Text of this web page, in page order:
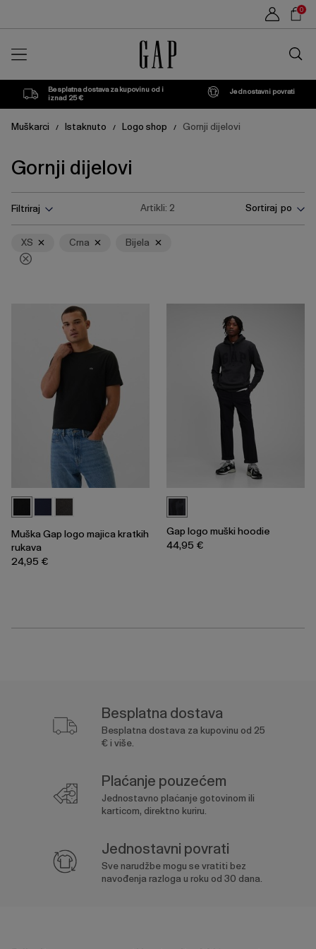
0
trgovini
Besplatna dostava za kupovinu od i
iznad 25 €
Jednostavni povrati
Muškarci / Istaknuto / Logo shop / Gornji dijelovi
Gornji dijelovi
tipku
Enter
za
skupljanje
Filtriraj Artikli: 2 Sortiraj po
XS Crna Bijela
Muška Gap logo majica kratkih
rukava
24,95 €
Gap logo muški hoodie
44,95 €
Besplatna dostava
Besplatna dostava za kupovinu od 25
€ i više.
Plaćanje pouzećem
Jednostavno plaćanje gotovinom ili
karticom, direktno kuriru.
Jednostavni povrati
Sve narudžbe mogu se vratiti bez
navođenja razloga u roku od 30 dana.